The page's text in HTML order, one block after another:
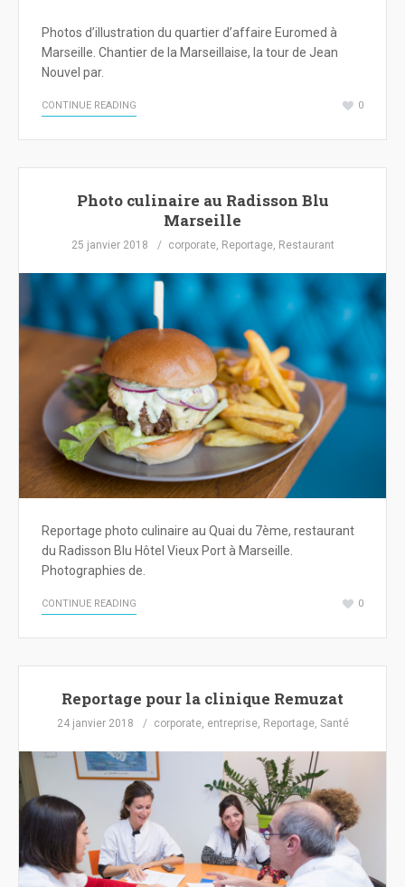
Photos d’illustration du quartier d’affaire Euromed à
Marseille. Chantier de la Marseillaise, la tour de Jean
Nouvel par.
CONTINUE READING 0
Photo culinaire au Radisson Blu
Marseille
25 janvier 2018 corporate, Reportage, Restaurant
Reportage photo culinaire au Quai du 7ème, restaurant
du Radisson Blu Hôtel Vieux Port à Marseille.
Photographies de.
CONTINUE READING 0
Reportage pour la clinique Remuzat
24 janvier 2018 corporate, entreprise, Reportage, Santé